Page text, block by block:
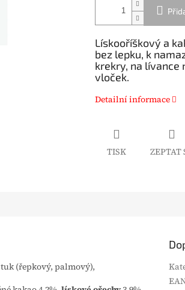
Lískooříškový a
bez lepku, k
krekry, na lívance
vloček.
Detailní informace
TISK ZEPTAT
(řepkový, palmový),